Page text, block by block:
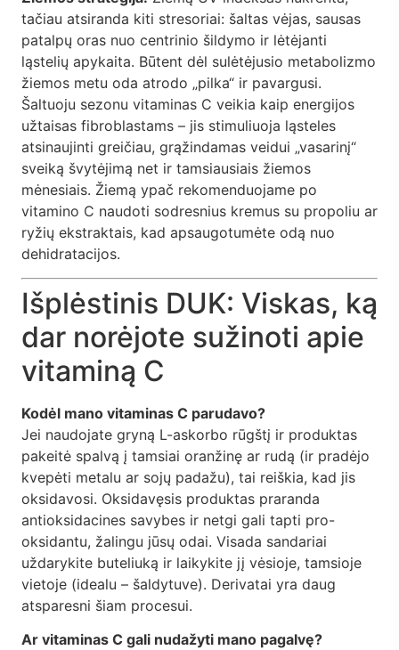
tačiau atsiranda kiti stresoriai: šaltas vėjas, sausas
patalpų oras nuo centrinio šildymo ir lėtėjanti
ląstelių apykaita. Būtent dėl sulėtėjusio metabolizmo
žiemos metu oda atrodo „pilka“ ir pavargusi.
Šaltuoju sezonu vitaminas C veikia kaip energijos
užtaisas fibroblastams – jis stimuliuoja ląsteles
atsinaujinti greičiau, grąžindamas veidui „vasarinį“
sveiką švytėjimą net ir tamsiausiais žiemos
mėnesiais. Žiemą ypač rekomenduojame po
vitamino C naudoti sodresnius kremus su propoliu ar
ryžių ekstraktais, kad apsaugotumėte odą nuo
dehidratacijos.
Išplėstinis DUK: Viskas, ką
dar norėjote sužinoti apie
vitaminą C
Kodėl mano vitaminas C parudavo?
Jei naudojate gryną L-askorbo rūgštį ir produktas
pakeitė spalvą į tamsiai oranžinę ar rudą (ir pradėjo
kvepėti metalu ar sojų padažu), tai reiškia, kad jis
oksidavosi. Oksidavęsis produktas praranda
antioksidacines savybes ir netgi gali tapti pro-
oksidantu, žalingu jūsų odai. Visada sandariai
uždarykite buteliuką ir laikykite jį vėsioje, tamsioje
vietoje (idealu – šaldytuve). Derivatai yra daug
atsparesni šiam procesui.
Ar vitaminas C gali nudažyti mano pagalvę?